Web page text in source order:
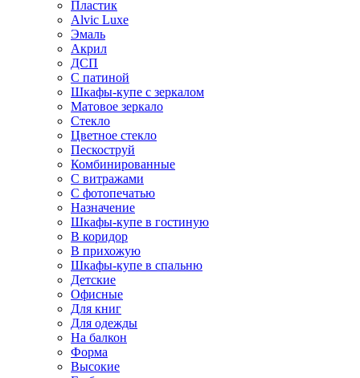
Пластик
Alvic Luxe
Эмаль
Акрил
ДСП
С патиной
Шкафы-купе с зеркалом
Матовое зеркало
Стекло
Цветное стекло
Пескоструй
Комбинированные
С витражами
С фотопечатью
Назначение
Шкафы-купе в гостиную
В коридор
В прихожую
Шкафы-купе в спальню
Детские
Офисные
Для книг
Для одежды
На балкон
Форма
Высокие